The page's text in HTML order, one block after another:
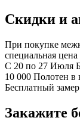
Скидки и
При покупке
специальная
С 20 по 27 Июля
10 000 Полотен в
Бесплатный
Закажите